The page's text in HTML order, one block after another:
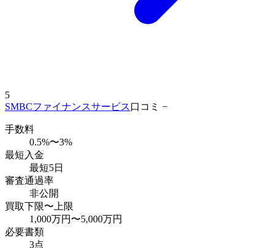
5
SMBCファイナンスサービス口コミ −
手数料
0.5%〜3%
最短入金
最短5日
審査通過率
非公開
買取下限〜上限
1,000万円 〜5,000万円
必要書類
3点